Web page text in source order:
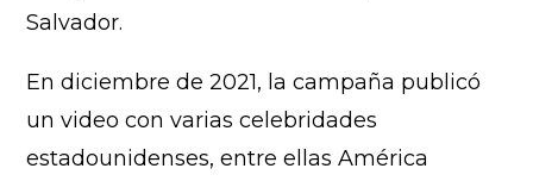
Salvador.
En diciembre de 2021, la campaña publicó
un video con varias celebridades
estadounidenses, entre ellas América